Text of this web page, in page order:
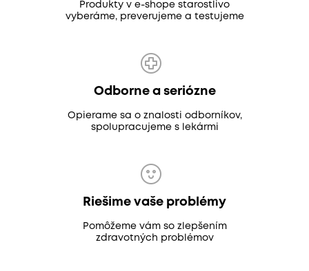
Produkty v e-shope starostlivo
vyberáme, preverujeme a testujeme
Odborne a seriózne
Opierame sa o znalosti odborníkov,
spolupracujeme s lekármi
Riešime vaše problémy
Pomôžeme vám so zlepšením
zdravotných problémov